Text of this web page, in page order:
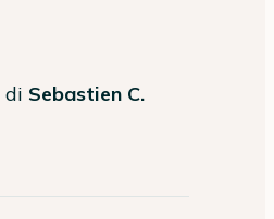
di Sebastien C.